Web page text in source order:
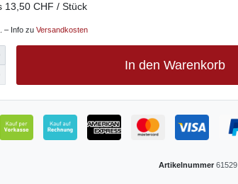
13,50 CHF / Stück
– Info zu Versandkosten
In den Warenkorb
Artikelnummer 61529